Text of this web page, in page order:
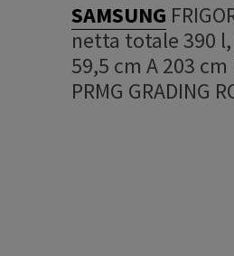
SAMSUNG
netta totale 390
59,5 cm A 203 cm
PRMG GRADING